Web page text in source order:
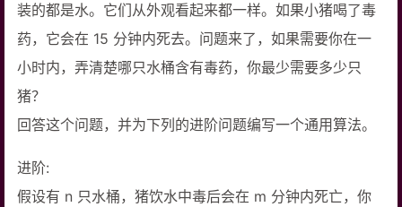
装的都是水。它们从外观看起来都一样。如果小猪喝了毒
药，它会在 15 分钟内死去。问题来了，如果需要你在一
小时内，弄清楚哪只水桶含有毒药，你最少需要多少只
猪？
回答这个问题，并为下列的进阶问题编写一个通用算法。
进阶:
假设有 n 只水桶，猪饮水中毒后会在 m 分钟内死亡，你